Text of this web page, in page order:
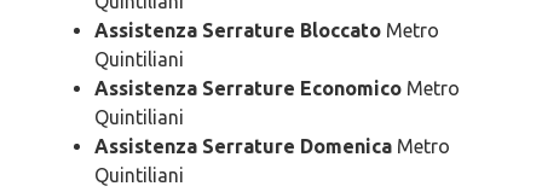
Assistenza Serrature Bloccato Metro
Quintiliani
Assistenza Serrature Economico Metro
Quintiliani
Assistenza Serrature Domenica Metro
Quintiliani